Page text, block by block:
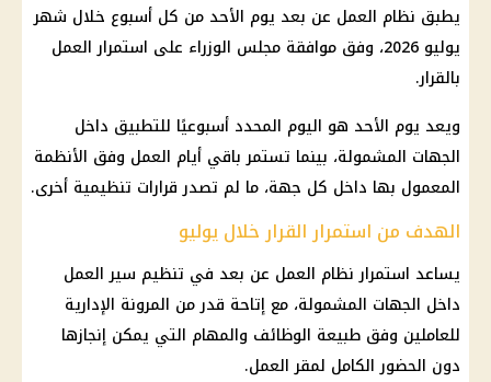
يطبق نظام العمل عن بعد يوم الأحد من كل أسبوع خلال شهر
يوليو 2026، وفق موافقة مجلس الوزراء على استمرار العمل
بالقرار.
ويعد يوم الأحد هو اليوم المحدد أسبوعيًا للتطبيق داخل
الجهات المشمولة، بينما تستمر باقي أيام العمل وفق الأنظمة
المعمول بها داخل كل جهة، ما لم تصدر قرارات تنظيمية أخرى.
الهدف من استمرار القرار خلال يوليو
يساعد استمرار نظام العمل عن بعد في تنظيم سير العمل
داخل الجهات المشمولة، مع إتاحة قدر من المرونة الإدارية
للعاملين وفق طبيعة الوظائف والمهام التي يمكن إنجازها
دون الحضور الكامل لمقر العمل.